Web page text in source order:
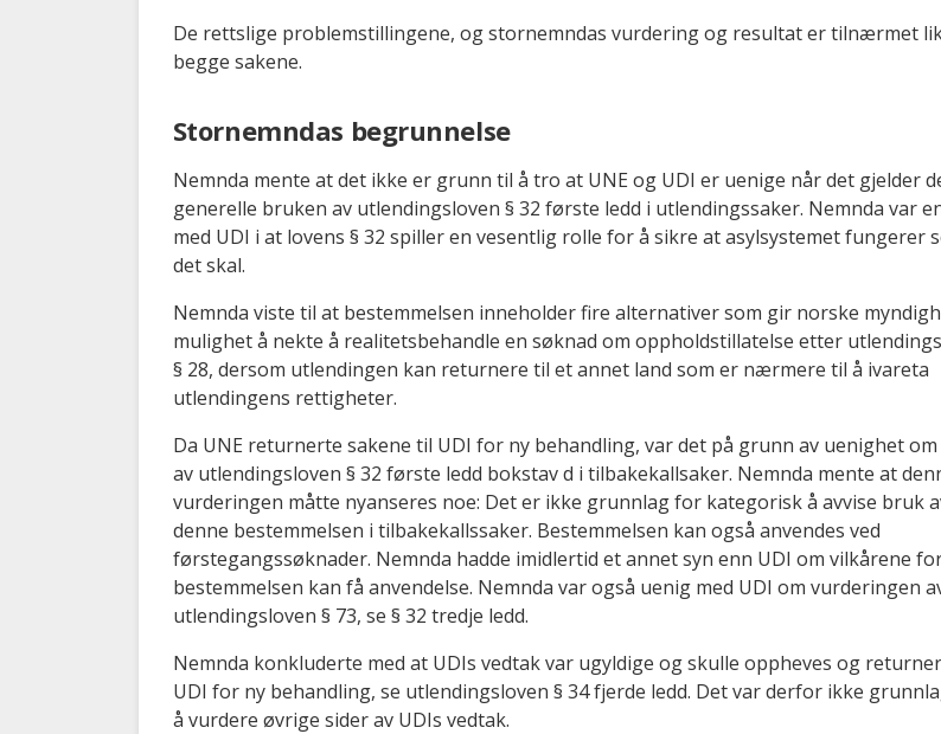
De rettslige problemstillingene, og stornemndas vurdering og resultat er tilnærmet
begge sakene.
Stornemndas begrunnelse
Nemnda mente at det ikke er grunn til å tro at UNE og UDI er uenige når det gjelder
generelle bruken av utlendingsloven § 32 første ledd i utlendingssaker. Nemnda var
med UDI i at lovens § 32 spiller en vesentlig rolle for å sikre at asylsystemet fungerer
det skal.
Nemnda viste til at bestemmelsen inneholder fire alternativer som gir norske
mulighet å nekte å realitetsbehandle en søknad om oppholdstillatelse etter
§ 28, dersom utlendingen kan returnere til et annet land som er nærmere til å ivareta
utlendingens rettigheter.
Da UNE returnerte sakene til UDI for ny behandling, var det på grunn av uenighet
av utlendingsloven § 32 første ledd bokstav d i tilbakekallsaker. Nemnda mente at
vurderingen måtte nyanseres noe: Det er ikke grunnlag for kategorisk å avvise bruk
denne bestemmelsen i tilbakekallssaker. Bestemmelsen kan også anvendes ved
førstegangssøknader. Nemnda hadde imidlertid et annet syn enn UDI om vilkårene
bestemmelsen kan få anvendelse. Nemnda var også uenig med UDI om vurderingen
utlendingsloven § 73, se § 32 tredje ledd.
Nemnda konkluderte med at UDIs vedtak var ugyldige og skulle oppheves og
UDI for ny behandling, se utlendingsloven § 34 fjerde ledd. Det var derfor ikke
å vurdere øvrige sider av UDIs vedtak.